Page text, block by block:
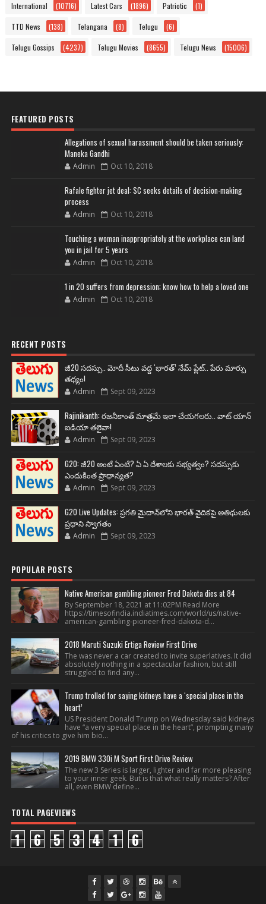
International (10716) Latest Cars (1896) Patriotic (1)
TTD News (138) Telangana (8) Telugu (6)
Telugu Gossips (4237) Telugu Movies (8655) Telugu News (15006)
FEATURED POSTS
Allegations of sexual harassment should be taken seriously:
Maneka Gandhi
Admin Oct 10, 2018
Rafale fighter jet deal: SC seeks details of decision-making
process
Admin Oct 10, 2018
Touching a woman inappropriately at the workplace can land
you in jail for 5 years
Admin Oct 10, 2018
1 in 20 suffers from depression; know how to help a loved one
Admin Oct 10, 2018
RECENT POSTS
జీ20 సదస్సు.. మోదీ సీటు వద్ద ‘భారత్’ నేమ్ ప్లేట్‌.. పేరు మార్పు
తథ్యం!
Admin Sept 09, 2023
Rajinikanth: రజనీకాంత్ మాత్రమే ఇలా చేయగలరు.. వాట్ యాన్
ఐడియా తలైవా!
Admin Sept 09, 2023
G20: జీ20 అంటే ఏంటి? ఏ ఏ దేశాలకు సభ్యత్వం? సదస్సుకు
ఎందుకింత ప్రాధాన్యత?
Admin Sept 09, 2023
G20 Live Updates: ప్రగతి మైదాన్‌లోని భారత్ వైదికపై అతిథులకు
ప్రధాని స్వాగతం
Admin Sept 09, 2023
POPULAR POSTS
Native American gambling pioneer Fred Dakota dies at 84
By September 18, 2021 at 11:02PM Read More
https://timesofindia.indiatimes.com/world/us/native-
american-gambling-pioneer-fred-dakota-d...
2018 Maruti Suzuki Ertiga Review First Drive
The was never a car created to invite superlatives. It did
absolutely nothing in a spectacular fashion, but still
struggled to find any...
Trump trolled for saying kidneys have a ‘special place in the
heart’
US President Donald Trump on Wednesday said kidneys
have “a very special place in the heart”, prompting many
of his critics to give him bio...
2019 BMW 330i M Sport First Drive Review
The new 3 Series is larger, lighter and far more pleasing
to your inner geek. But is that what really matters? After
all, even BMW define...
TOTAL PAGEVIEWS
1 6 5 3 4 1 6